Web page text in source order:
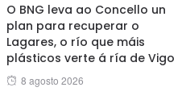
O BNG leva ao Concello un
plan para recuperar o
Lagares, o río que máis
plásticos verte á ría de Vigo
Posted
8 agosto 2026